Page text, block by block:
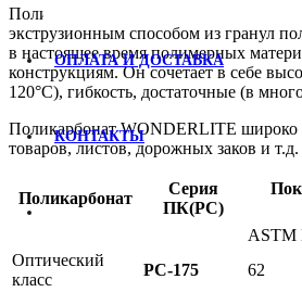
ОПЛАТА И ДОСТАВКА
КОНТАКТЫ
Поликарбонат (ПК) относится к
экструзионным способом из гранул
в настоящее время полимерных
конструкциям. Он сочетает в себе
120°С), гибкость, достаточные (в
Поликарбонат WONDERLITE широко
товаров, листов, дорожных заков и т.д.
Поликарбонат
Серия
ПК(PC)
ASTM
Оптический
класс
PC-175 62